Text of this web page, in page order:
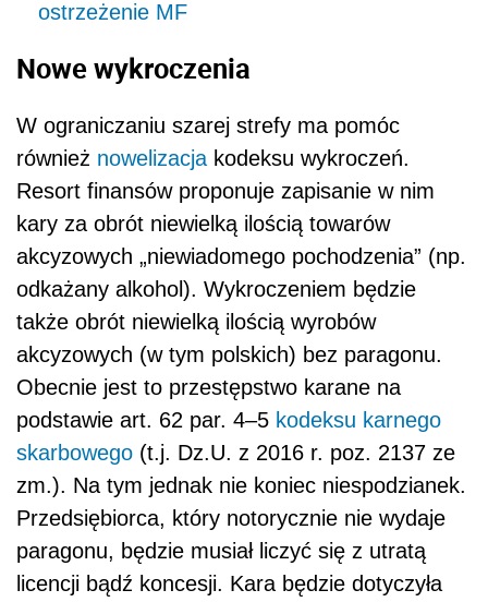
ostrzeżenie MF
Nowe wykroczenia
W ograniczaniu szarej strefy ma pomóc
również nowelizacja kodeksu wykroczeń.
Resort finansów proponuje zapisanie w nim
kary za obrót niewielką ilością towarów
akcyzowych „niewiadomego pochodzenia” (np.
odkażany alkohol). Wykroczeniem będzie
także obrót niewielką ilością wyrobów
akcyzowych (w tym polskich) bez paragonu.
Obecnie jest to przestępstwo karane na
podstawie art. 62 par. 4–5 kodeksu karnego
skarbowego (t.j. Dz.U. z 2016 r. poz. 2137 ze
zm.). Na tym jednak nie koniec niespodzianek.
Przedsiębiorca, który notorycznie nie wydaje
paragonu, będzie musiał liczyć się z utratą
licencji bądź koncesji. Kara będzie dotyczyła